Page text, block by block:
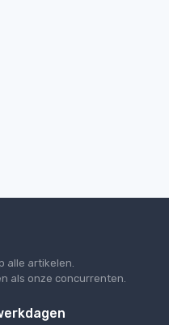
alle artikelen.
als onze concurrenten.